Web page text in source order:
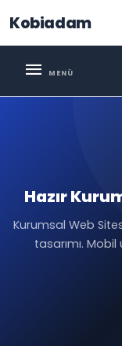
Kobiadam
menu
Hazır
Kurumsal Web
tasarımı.